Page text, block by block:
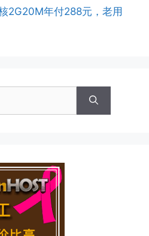
2G20M年付288元，老用